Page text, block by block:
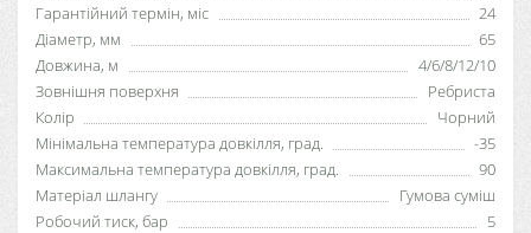
Гарантійний термін, міс
24
Діаметр, мм
65
Довжина, м
4/6/8/12/10
Зовнішня поверхня
Ребриста
Колір
Чорний
Мінімальна температура довкілля, град.
-35
Максимальна температура довкілля, град.
90
Матеріал шлангу
Гумова суміш
Робочий тиск, бар
5